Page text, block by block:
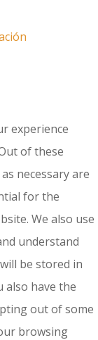
experience
of these
necessary are
for the
We also use
understand
be stored in
also have the
out of some
browsing